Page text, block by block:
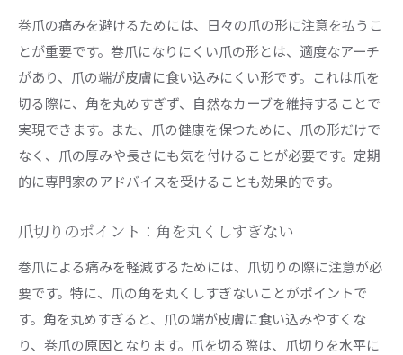
巻爪の痛みを避けるためには、日々の爪の形に注意を払うこ
とが重要です。巻爪になりにくい爪の形とは、適度なアーチ
があり、爪の端が皮膚に食い込みにくい形です。これは爪を
切る際に、角を丸めすぎず、自然なカーブを維持することで
実現できます。また、爪の健康を保つために、爪の形だけで
なく、爪の厚みや長さにも気を付けることが必要です。定期
的に専門家のアドバイスを受けることも効果的です。
爪切りのポイント：角を丸くしすぎない
巻爪による痛みを軽減するためには、爪切りの際に注意が必
要です。特に、爪の角を丸くしすぎないことがポイントで
す。角を丸めすぎると、爪の端が皮膚に食い込みやすくな
り、巻爪の原因となります。爪を切る際は、爪切りを水平に